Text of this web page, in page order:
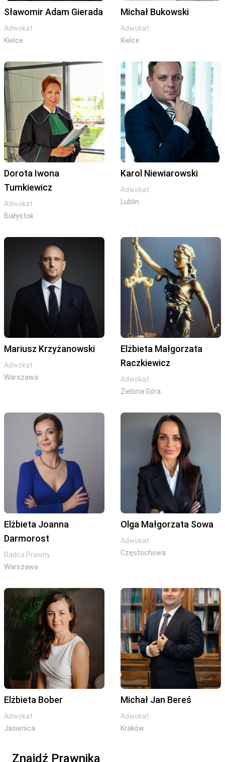
Sławomir Adam Gierada
Adwokat
Kielce
Michał Bukowski
Adwokat
Kielce
Dorota Iwona
Tumkiewicz
Adwokat
Białystok
Karol Niewiarowski
Adwokat
Lublin
Mariusz Krzyżanowski
Adwokat
Warszawa
Elżbieta Małgorzata
Raczkiewicz
Adwokat
Zielona Góra
Elżbieta Joanna
Darmorost
Radca Prawny
Warszawa
Olga Małgorzata Sowa
Adwokat
Częstochowa
Elżbieta Bober
Adwokat
Jasienica
Michał Jan Bereś
Adwokat
Kraków
Znajdź Prawnika